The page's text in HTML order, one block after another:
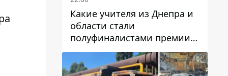
Какие учителя из Днепра и
области стали
полуфиналистами премии
Global Teacher Prize Ukraine
2026